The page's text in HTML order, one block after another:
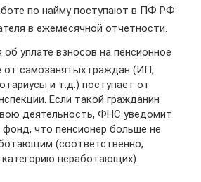
по найму поступают в ПФ РФ
в ежемесячной отчетности.
уплате взносов на пенсионное
от самозанятых граждан (ИП,
и т.д.) поступает от
Если такой гражданин
деятельность, ФНС уведомит
что пенсионер больше не
(соответственно,
неработающих).